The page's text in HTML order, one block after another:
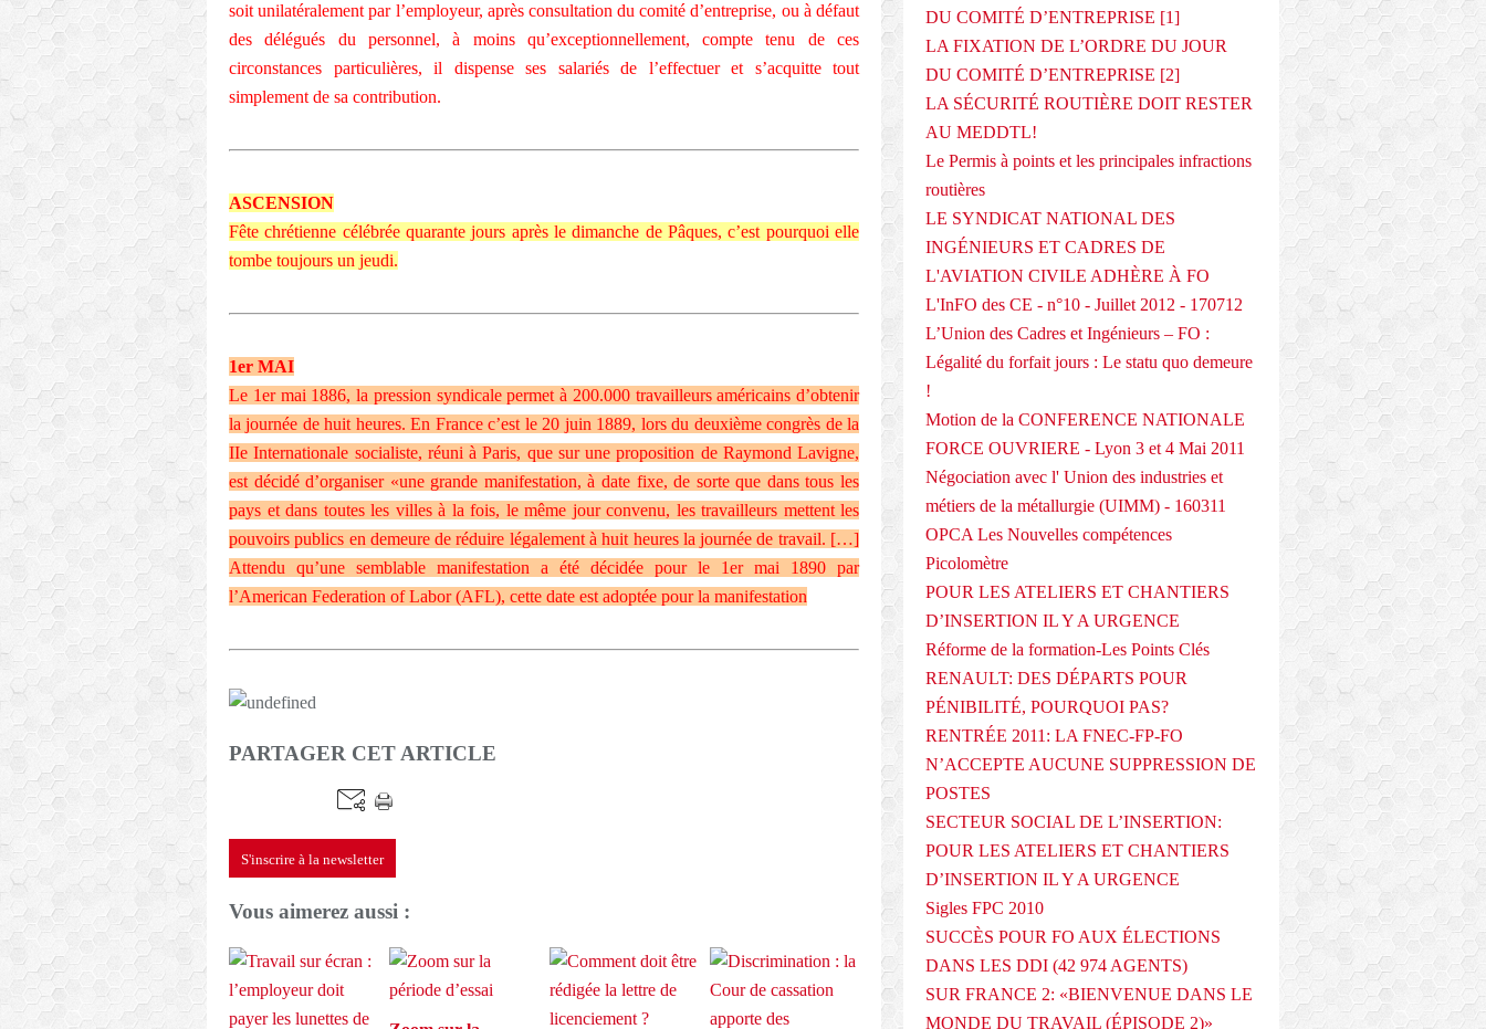
soit unilatéralement par l’employeur, après consultation du comité d’entreprise, ou à défaut
des délégués du personnel, à moins qu’exceptionnellement, compte tenu de ces
circonstances particulières, il dispense ses salariés de l’effectuer et s’acquitte tout
simplement de sa contribution.
ASCENSION
Fête chrétienne célébrée quarante jours après le dimanche de Pâques, c’est pourquoi elle
tombe toujours un jeudi.
1er MAI
Le 1er mai 1886, la pression syndicale permet à 200.000 travailleurs américains d’obtenir
la journée de huit heures. En France c’est le 20 juin 1889, lors du deuxième congrès de la
IIe Internationale socialiste, réuni à Paris, que sur une proposition de Raymond Lavigne,
est décidé d’organiser «une grande manifestation, à date fixe, de sorte que dans tous les
pays et dans toutes les villes à la fois, le même jour convenu, les travailleurs mettent les
pouvoirs publics en demeure de réduire légalement à huit heures la journée de travail. […]
Attendu qu’une semblable manifestation a été décidée pour le 1er mai 1890 par
l’American Federation of Labor (AFL), cette date est adoptée pour la manifestation
PARTAGER CET ARTICLE
S'inscrire à la newsletter
Vous aimerez aussi :
DU COMITÉ D’ENTREPRISE [1]
LA FIXATION DE L’ORDRE DU JOUR
DU COMITÉ D’ENTREPRISE [2]
LA SÉCURITÉ ROUTIÈRE DOIT RESTER
AU MEDDTL!
Le Permis à points et les principales infractions
routières
LE SYNDICAT NATIONAL DES
INGÉNIEURS ET CADRES DE
L'AVIATION CIVILE ADHÈRE À FO
L'InFO des CE - n°10 - Juillet 2012 - 170712
L’Union des Cadres et Ingénieurs – FO :
Légalité du forfait jours : Le statu quo demeure
!
Motion de la CONFERENCE NATIONALE
FORCE OUVRIERE - Lyon 3 et 4 Mai 2011
Négociation avec l' Union des industries et
métiers de la métallurgie (UIMM) - 160311
OPCA Les Nouvelles compétences
Picolomètre
POUR LES ATELIERS ET CHANTIERS
D’INSERTION IL Y A URGENCE
Réforme de la formation-Les Points Clés
RENAULT: DES DÉPARTS POUR
PÉNIBILITÉ, POURQUOI PAS?
RENTRÉE 2011: LA FNEC-FP-FO
N’ACCEPTE AUCUNE SUPPRESSION DE
POSTES
SECTEUR SOCIAL DE L’INSERTION:
POUR LES ATELIERS ET CHANTIERS
D’INSERTION IL Y A URGENCE
Sigles FPC 2010
SUCCÈS POUR FO AUX ÉLECTIONS
DANS LES DDI (42 974 AGENTS)
SUR FRANCE 2: «BIENVENUE DANS LE
MONDE DU TRAVAIL (ÉPISODE 2)»